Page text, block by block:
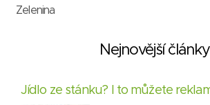
Zelenina
Nejnovější články
Jídlo ze stánku? I to můžete